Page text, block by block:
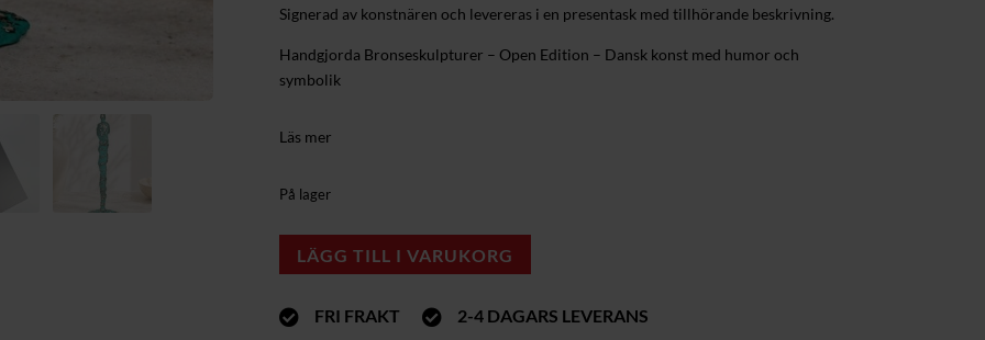
Signerad av konstnären och levereras i en presentask med tillhörande beskrivning.
Handgjorda Bronseskulpturer – Open Edition – Dansk konst med humor och
symbolik
Läs mer
På lager
LÄGG TILL I VARUKORG
 FRI FRAKT  2-4 DAGARS LEVERANS